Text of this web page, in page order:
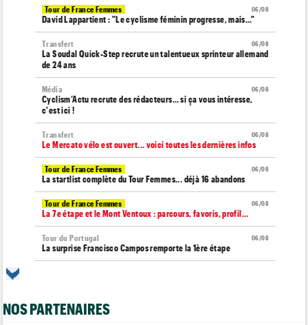
06/08
Tour de France Femmes
David Lappartient : "Le cyclisme féminin progresse, mais…"
06/08
Transfert
La Soudal Quick-Step recrute un talentueux sprinteur allemand
de 24 ans
06/08
Média
Cyclism’Actu recrute des rédacteurs… si ça vous intéresse,
c'est ici !
06/08
Transfert
Le Mercato vélo est ouvert... voici toutes les dernières infos
06/08
Tour de France Femmes
La startlist complète du Tour Femmes... déjà 16 abandons
06/08
Tour de France Femmes
La 7e étape et le Mont Ventoux : parcours, favoris, profil…
06/08
Tour du Portugal
La surprise Francisco Campos remporte la 1ère étape
Tour de France Femmes
NOS PARTENAIRES